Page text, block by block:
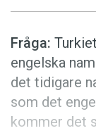
Fråga:
engelska
det tidigare
som det
kommer det